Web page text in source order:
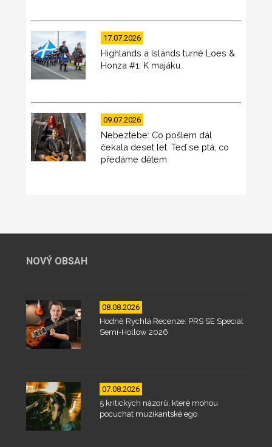
17.07.2026
Highlands a Islands turné Loes &
Honza #1: K majáku
09.07.2026
Nebeztebe: Co pošlem dál
čekala deset let. Teď se ptá, co
předáme dětem
NOVÝ OBSAH
08.08.2026
Hodně Rychlá Recenze: PRS SE Special
Semi-Hollow 2026
07.08.2026
5 kritických názorů, které mohou
pocuchat muzikantské ego